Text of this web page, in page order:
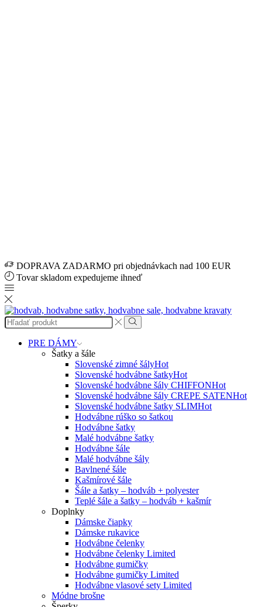
DOPRAVA ZADARMO pri objednávkach nad 100 EUR
Tovar skladom expedujeme ihneď
Search
input
Search
PRE DÁMY
Šatky a šále
Slovenské zimné šályHot
Slovenské hodvábne šatkyHot
Slovenské hodvábne šály CHIFFONHot
Slovenské hodvábne šály CREPE SATENHot
Slovenské hodvábne šatky SLIMHot
Hodvábne rúško so šatkou
Hodvábne šatky
Malé hodvábne šatky
Hodvábne šále
Malé hodvábne šály
Bavlnené šále
Kašmírové šále
Šále a šatky – hodváb + polyester
Teplé šále a šatky – hodváb + kašmír
Doplnky
Dámske čiapky
Dámske rukavice
Hodvábne čelenky
Hodvábne čelenky Limited
Hodvábne gumičky
Hodvábne gumičky Limited
Hodvábne vlasové sety Limited
Módne brošne